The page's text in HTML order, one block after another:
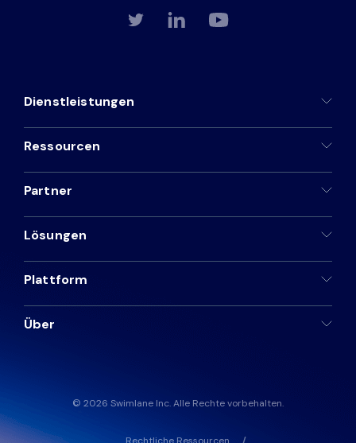
© 2026 Swimlane Inc. Alle Rechte vorbehalten.
Dienstleistungen
Ressourcen
Partner
Lösungen
Plattform
Über